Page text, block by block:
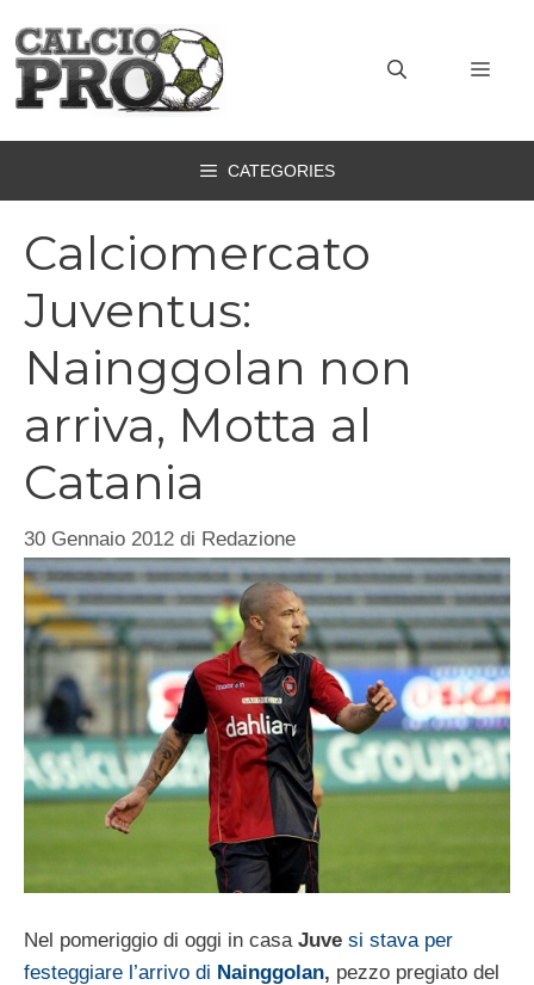
contenuto
CATEGORIES
Calciomercato
Juventus:
Nainggolan non
arriva, Motta al
Catania
30 Gennaio 2012 di Redazione
Nel pomeriggio di oggi in casa Juve si stava per
festeggiare l’arrivo di Nainggolan, pezzo pregiato del